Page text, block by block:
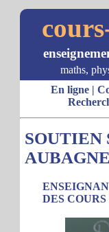
maths,
En ligne|
SOUTIEN
DES